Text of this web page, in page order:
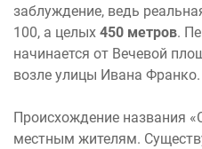
заблуждение, ведь
100, а целых 450 метров.
начинается от Вечевой
возле улицы Ивана Франко.
Происхождение названия
местным жителям.